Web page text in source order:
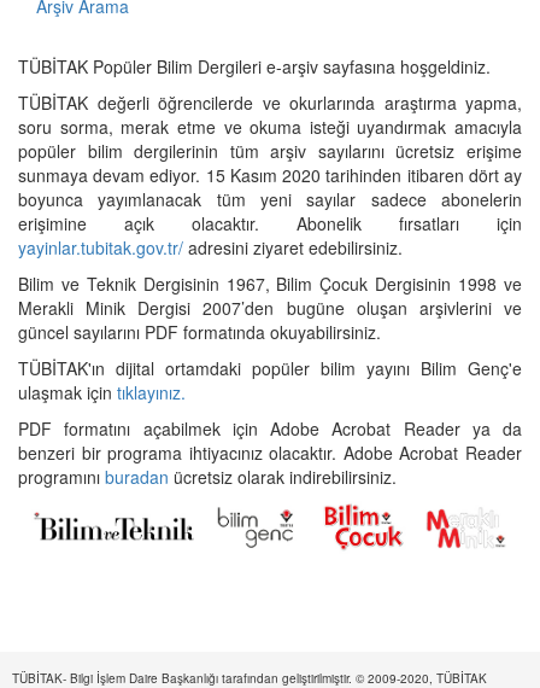
Arşiv Arama
TÜBİTAK Popüler Bilim Dergileri e-arşiv sayfasına hoşgeldiniz.
TÜBİTAK değerli öğrencilerde ve okurlarında araştırma yapma,
soru sorma, merak etme ve okuma isteği uyandırmak amacıyla
popüler bilim dergilerinin tüm arşiv sayılarını ücretsiz erişime
sunmaya devam ediyor. 15 Kasım 2020 tarihinden itibaren dört ay
boyunca yayımlanacak tüm yeni sayılar sadece abonelerin
erişimine açık olacaktır. Abonelik fırsatları için
yayinlar.tubitak.gov.tr/ adresini ziyaret edebilirsiniz.
Bilim ve Teknik Dergisinin 1967, Bilim Çocuk Dergisinin 1998 ve
Merakli Minik Dergisi 2007’den bugüne oluşan arşivlerini ve
güncel sayılarını PDF formatında okuyabilirsiniz.
TÜBİTAK'ın dijital ortamdaki popüler bilim yayını Bilim Genç'e
ulaşmak için tıklayınız.
PDF formatını açabilmek için Adobe Acrobat Reader ya da
benzeri bir programa ihtiyacınız olacaktır. Adobe Acrobat Reader
programını buradan ücretsiz olarak indirebilirsiniz.
TÜBİTAK- Bilgi İşlem Daire Başkanlığı tarafından geliştirilmiştir. © 2009-2020, TÜBİTAK